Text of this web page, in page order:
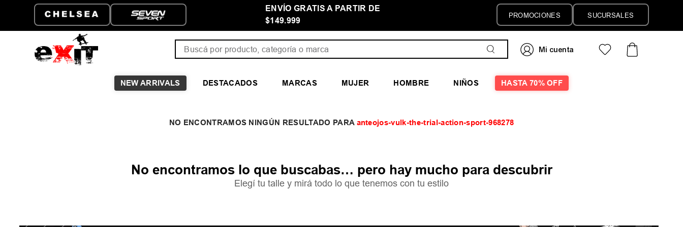
ENVÍO GRATIS A PARTIR DE
$149.999
PROMOCIONES SUCURSALES
NEW ARRIVALS DESTACADOS MARCAS MUJER HOMBRE NIÑOS HASTA 70% OFF
anteojos-vulk-the-trial-action-sport-968278
No encontramos lo que buscabas… pero hay mucho para descubrir
Elegí tu talle y mirá todo lo que tenemos con tu estilo